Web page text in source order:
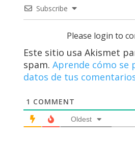
Subscribe
Please login to
Este sitio usa Akismet
spam. Aprende cómo se
datos de tus
1 COMMENT
Oldest